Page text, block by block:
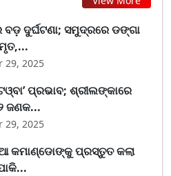
ବଡ଼ ଦୁର୍ଘଟଣା; ସମୁଦ୍ରରେ ଡଙ୍ଗା
29, 2025
ପ୍ରଭାବ; ଶ୍ରୀଲଙ୍କାରେ
ଜଣକ...
29, 2025
କମାଣ୍ଡୋଙ୍କୁ ପ୍ରସ୍ତୁତ କଲା